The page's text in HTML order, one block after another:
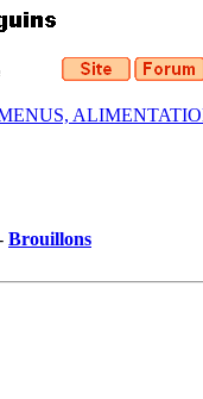
Brouillons